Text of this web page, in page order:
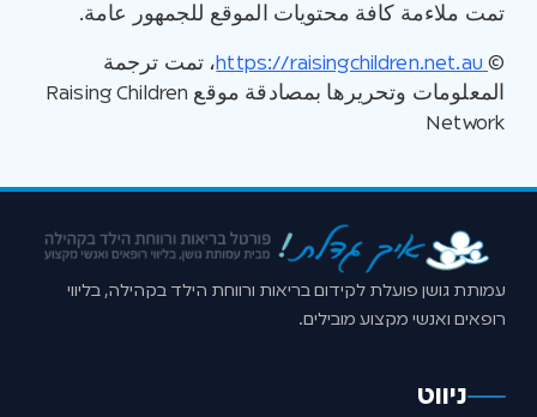
تمت ملاءمة كافة محتويات الموقع للجمهور عامة.
©
، تمت ترجمة
المعلومات وتحريرها بمصادقة موقع Raising Children
Network
עמותת גושן פועלת לקידום בריאות ורווחת הילד בקהילה, בליווי
רופאים ואנשי מקצוע מובילים.
ניווט